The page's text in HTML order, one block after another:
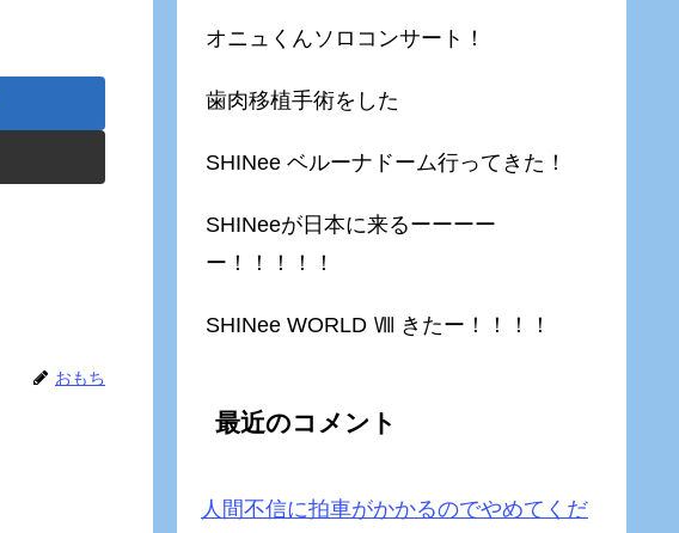
おもち
オニュくんソロコンサート！
歯肉移植手術をした
SHINee ベルーナドーム行ってきた！
SHINeeが日本に来るーーーー
ー！！！！！
SHINee WORLD Ⅷ きたー！！！！
最近のコメント
人間不信に拍車がかかるのでやめてくだ